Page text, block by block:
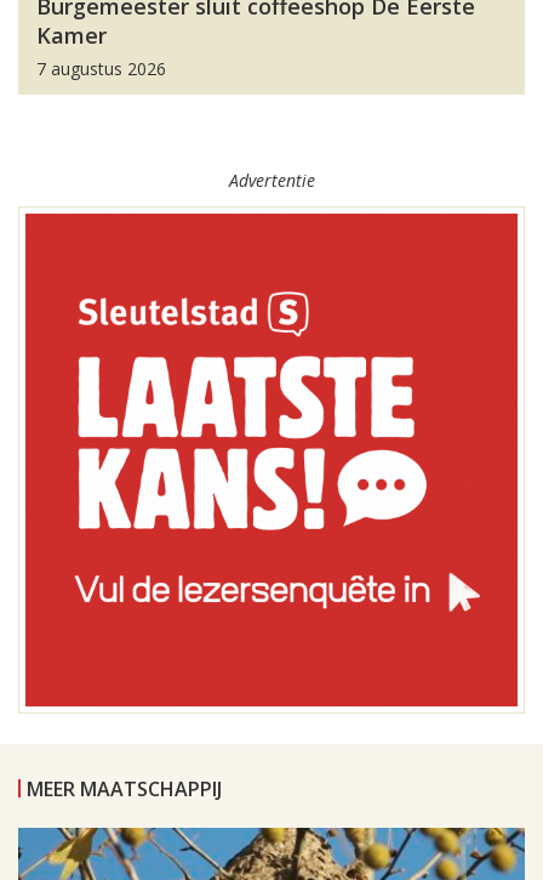
Burgemeester sluit coffeeshop De Eerste
Kamer
7 augustus 2026
Advertentie
MEER MAATSCHAPPIJ